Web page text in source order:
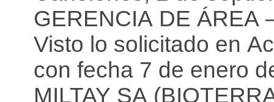
GERENCIA DE ÁREA
Visto lo solicitado en
con fecha 7 de enero
MILTAY SA